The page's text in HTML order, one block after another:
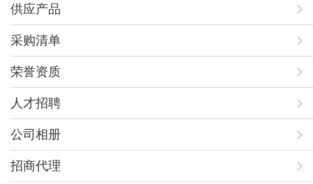
供应产品
采购清单
荣誉资质
人才招聘
公司相册
招商代理